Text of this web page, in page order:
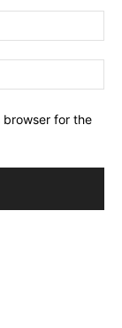
browser for the